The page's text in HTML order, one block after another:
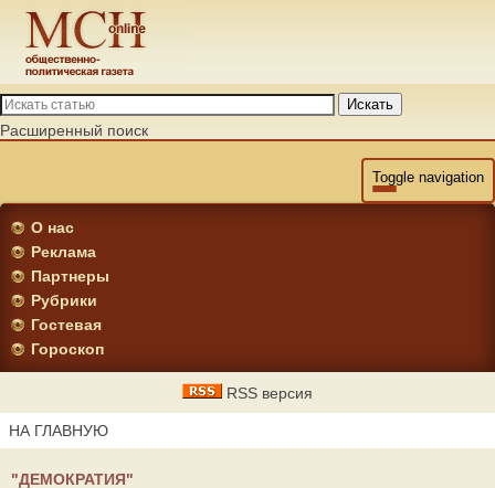
Искать
Расширенный поиск
Toggle navigation
О нас
Реклама
Партнеры
Рубрики
Гостевая
Гороскоп
RSS версия
НА ГЛАВНУЮ
"ДЕМОКРАТИЯ"